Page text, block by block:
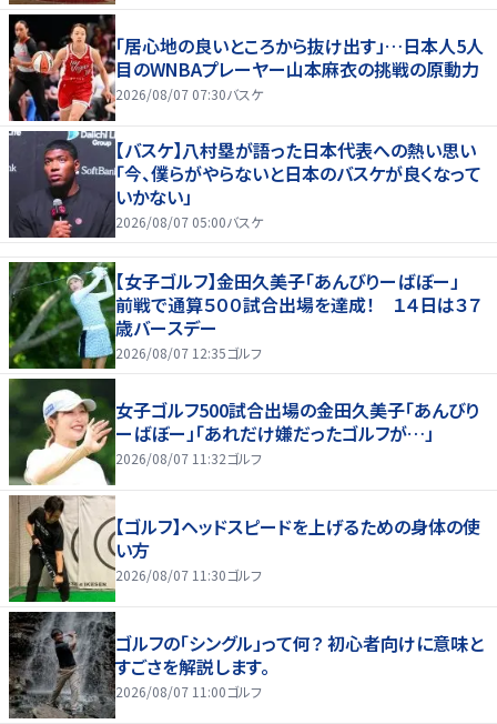
「居心地の良いところから抜け出す」…日本人5人
目のWNBAプレーヤー山本麻衣の挑戦の原動力
2026/08/07 07:30バスケ
【バスケ】八村塁が語った日本代表への熱い思い
「今、僕らがやらないと日本のバスケが良くなって
いかない」
2026/08/07 05:00バスケ
【女子ゴルフ】金田久美子「あんびりーばぼー」
前戦で通算５００試合出場を達成！ １４日は３７
歳バースデー
2026/08/07 12:35ゴルフ
女子ゴルフ500試合出場の金田久美子「あんびり
ーばぼー」「あれだけ嫌だったゴルフが…」
2026/08/07 11:32ゴルフ
【ゴルフ】ヘッドスピードを上げるための身体の使
い方
2026/08/07 11:30ゴルフ
ゴルフの「シングル」って何？ 初心者向けに意味と
すごさを解説します。
2026/08/07 11:00ゴルフ